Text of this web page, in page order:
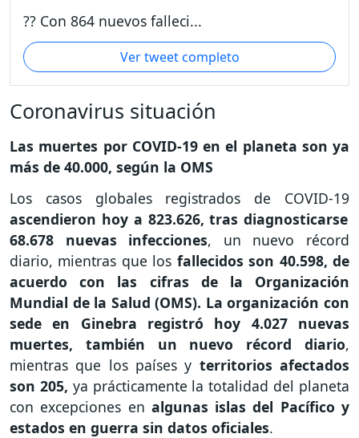
?? Con 864 nuevos falleci...
Ver tweet completo
Coronavirus situación
Las muertes por COVID-19 en el planeta son ya
más de 40.000, según la OMS
Los casos globales registrados de COVID-19
ascendieron hoy a 823.626, tras diagnosticarse
68.678 nuevas infecciones, un nuevo récord
diario, mientras que los fallecidos son 40.598, de
acuerdo con las cifras de la Organización
Mundial de la Salud (OMS). La organización con
sede en Ginebra registró hoy 4.027 nuevas
muertes, también un nuevo récord diario,
mientras que los países y territorios afectados
son 205, ya prácticamente la totalidad del planeta
con excepciones en algunas islas del Pacífico y
estados en guerra sin datos oficiales.